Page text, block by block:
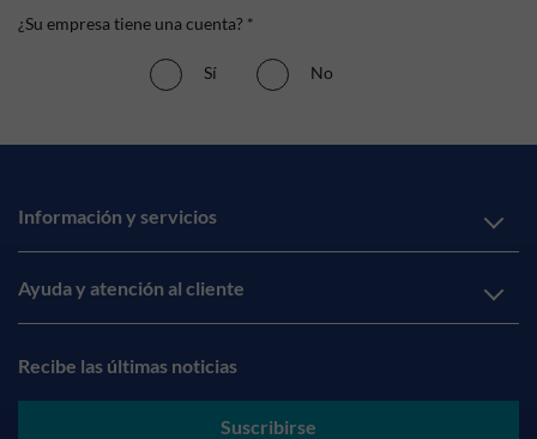
¿Su empresa tiene una cuenta? *
Sí No
Información y servicios
Ayuda y atención al cliente
Recibe las últimas noticias
Suscribirse